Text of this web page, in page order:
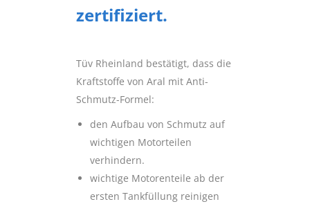
zertifiziert.
Tüv Rheinland bestätigt, dass die
Kraftstoffe von Aral mit Anti-
Schmutz-Formel:
den Aufbau von Schmutz auf
wichtigen Motorteilen
verhindern.
wichtige Motorenteile ab der
ersten Tankfüllung reinigen